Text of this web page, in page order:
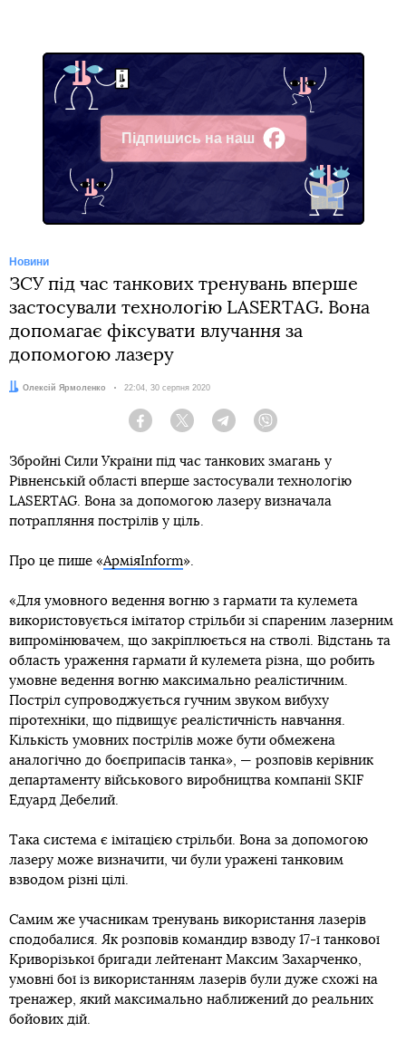
Підпишись на наш
Facebook
Новини
ЗСУ під час танкових тренувань вперше
застосували технологію LASERTAG. Вона
допомагає фіксувати влучання за
допомогою лазеру
Автор:
Олексій Ярмоленко Дата:
22:04, 30 серпня 2020
Facebook Twitter Telegram
Збройні Сили України під час танкових змагань у
Рівненській області вперше застосували технологію
LASERTAG. Вона за допомогою лазеру визначала
потрапляння пострілів у ціль.
Про це пише «АрміяInform».
«Для умовного ведення вогню з гармати та кулемета
використовується імітатор стрільби зі спареним лазерним
випромінювачем, що закріплюється на стволі. Відстань та
область ураження гармати й кулемета різна, що робить
умовне ведення вогню максимально реалістичним.
Постріл супроводжується гучним звуком вибуху
піротехніки, що підвищує реалістичність навчання.
Кількість умовних пострілів може бути обмежена
аналогічно до боєприпасів танка», — розповів керівник
департаменту військового виробництва компанії SKIF
Едуард Дебелий.
Така система є імітацією стрільби. Вона за допомогою
лазеру може визначити, чи були уражені танковим
взводом різні цілі.
Самим же учасникам тренувань використання лазерів
сподобалися. Як розповів командир взводу 17-ї танкової
Криворізької бригади лейтенант Максим Захарченко,
умовні бої із використанням лазерів були дуже схожі на
тренажер, який максимально наближений до реальних
бойових дій.